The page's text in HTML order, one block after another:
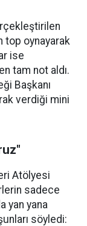
top oynayarak
ise
tam not aldı.
Başkanı
verdiği mini
Atölyesi
sadece
yan yana
söyledi: